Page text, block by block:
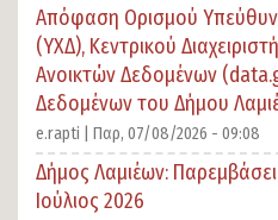
Απόφαση Ορισμού
(ΥΧΔ), Κεντρικού
Ανοικτών Δεδομένων
Δεδομένων του Δήμου
e.rapti | Παρ, 07/08/2026 - 09:08
Δήμος Λαμιέων:
Ιούλιος 2026